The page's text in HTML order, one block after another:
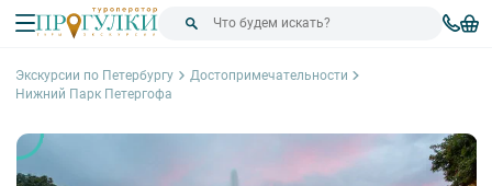
Экскурсии по Петербургу
Достопримечательности
Нижний Парк Петергофа